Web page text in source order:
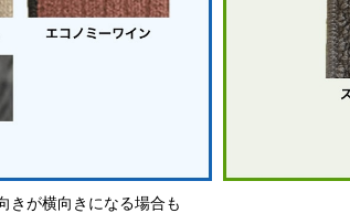
きが横向きになる場合も